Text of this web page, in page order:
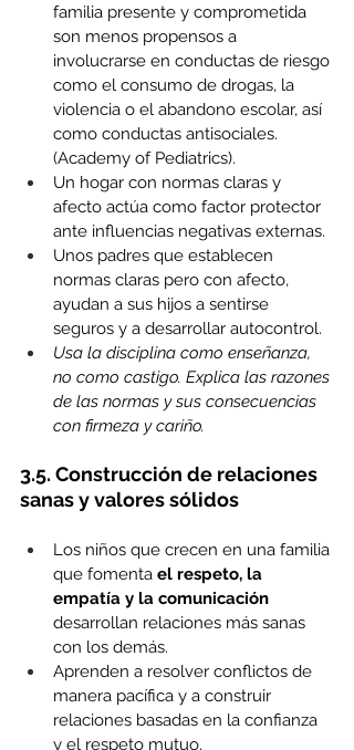
familia presente y comprometida
son menos propensos a
involucrarse en conductas de riesgo
como el consumo de drogas, la
violencia o el abandono escolar, así
como conductas antisociales.
(Academy of Pediatrics).
Un hogar con normas claras y
afecto actúa como factor protector
ante influencias negativas externas.
Unos padres que establecen
normas claras pero con afecto,
ayudan a sus hijos a sentirse
seguros y a desarrollar autocontrol.
Usa la disciplina como enseñanza,
no como castigo. Explica las razones
de las normas y sus consecuencias
con firmeza y cariño.
3.5. Construcción de relaciones
sanas y valores sólidos
Los niños que crecen en una familia
que fomenta el respeto, la
empatía y la comunicación
desarrollan relaciones más sanas
con los demás.
Aprenden a resolver conflictos de
manera pacífica y a construir
relaciones basadas en la confianza
y el respeto mutuo.